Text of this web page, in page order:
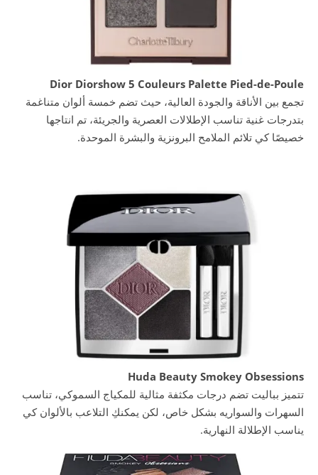
Dior Diorshow 5 Couleurs Palette Pied-de-Poule
تجمع بين الأناقة والجودة العالية، حيث تضم خمسة ألوان متناغمة
بتدرجات غنية تناسب الإطلالات العصرية والجريئة، تم انتاجها
خصيصًا كي تلائم الملامح البرونزية والبشرة الموحدة.
Huda Beauty Smokey Obsessions
تتميز بباليت تضم درجات مكثفة مثالية للمكياج السموكي، تناسب
السهرات والسواريه بشكل خاص، لكن يمكنكِ التلاعب بالألوان كي
يناسب الإطلالة النهارية.